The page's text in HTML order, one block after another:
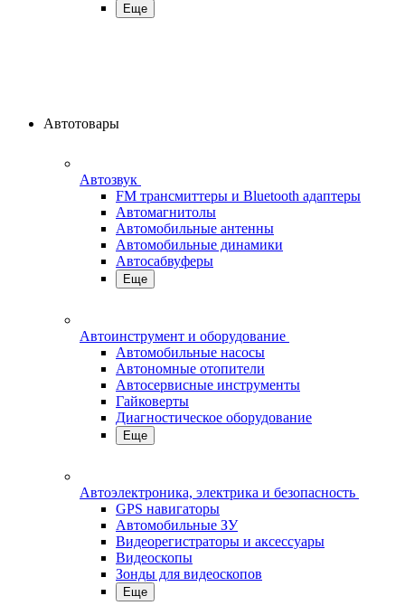
Еще
Автотовары
Автозвук
FM трансмиттеры и Bluetooth адаптеры
Автомагнитолы
Автомобильные антенны
Автомобильные динамики
Автосабвуферы
Еще
Автоинструмент и оборудование
Автомобильные насосы
Автономные отопители
Автосервисные инструменты
Гайковерты
Диагностическое оборудование
Еще
Автоэлектроника, электрика и безопасность
GPS навигаторы
Автомобильные ЗУ
Видеорегистраторы и аксессуары
Видеоскопы
Зонды для видеоскопов
Еще